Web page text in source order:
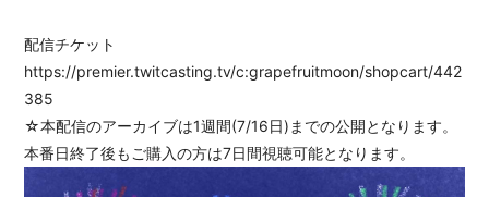
配信チケット
https://premier.twitcasting.tv/c:grapefruitmoon/shopcart/442
385
☆本配信のアーカイブは1週間(7/16日)までの公開となります。
本番日終了後もご購入の方は7日間視聴可能となります。